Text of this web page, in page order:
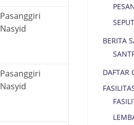
Pasanggiri
Nasyid
Pasanggiri
Nasyid
BERITA
DAFTAR